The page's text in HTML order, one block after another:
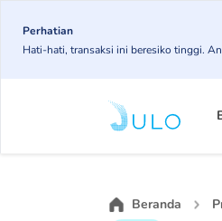
main
Perhatian
Hati-hati, transaksi ini beresiko tinggi.
Beranda